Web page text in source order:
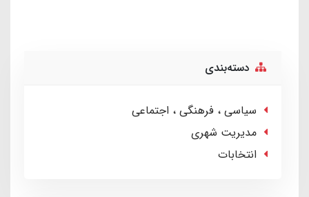
دسته‌بندی
سیاسی ، فرهنگی ، اجتماعی
مدیریت شهری
انتخابات